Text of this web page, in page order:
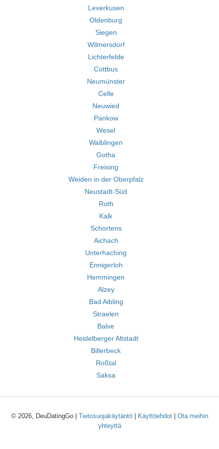
Leverkusen
Oldenburg
Siegen
Wilmersdorf
Lichterfelde
Cottbus
Neumünster
Celle
Neuwied
Pankow
Wesel
Waiblingen
Gotha
Freising
Weiden in der Oberpfalz
Neustadt-Süd
Roth
Kalk
Schortens
Aichach
Unterhaching
Ennigerloh
Hemmingen
Alzey
Bad Aibling
Straelen
Balve
Heidelberger Altstadt
Billerbeck
Roßtal
Saksa
© 2026, DeuDatingGo | Tietosuojakäytäntö| Käyttöehdot| Ota meihin
yhteyttä